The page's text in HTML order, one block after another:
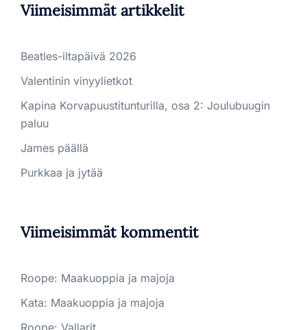
Viimeisimmät artikkelit
Beatles-iltapäivä 2026
Valentinin vinyylietkot
Kapina Korvapuustitunturilla, osa 2: Joulubuugin
paluu
James päällä
Purkkaa ja jytää
Viimeisimmät kommentit
Roope: Maakuoppia ja majoja
Kata: Maakuoppia ja majoja